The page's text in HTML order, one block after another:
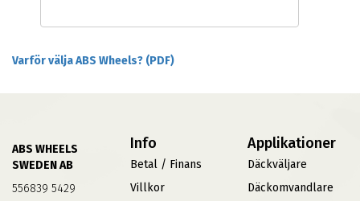
Varför välja ABS Wheels? (PDF)
ABS WHEELS
SWEDEN AB
556839 5429
Info
Betal / Finans
Villkor
Applikationer
Däckväljare
Däckomvandlare